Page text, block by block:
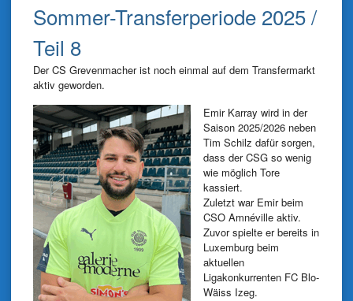
Sommer-Transferperiode 2025 /
Teil 8
Der CS Grevenmacher ist noch einmal auf dem Transfermarkt
aktiv geworden.
Emir Karray wird in der
Saison 2025/2026 neben
Tim Schilz dafür sorgen,
dass der CSG so wenig
wie möglich Tore
kassiert.
Zuletzt war Emir beim
CSO Amnéville aktiv.
Zuvor spielte er bereits in
Luxemburg beim
aktuellen
Ligakonkurrenten FC Blo-
Wäiss Izeg.